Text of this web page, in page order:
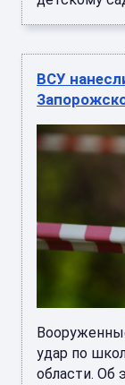
ВСУ
удар по
области. Об